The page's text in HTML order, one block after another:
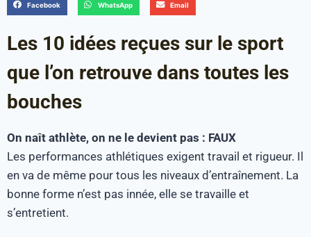
Facebook WhatsApp Email
Les 10 idées reçues sur le sport
que l’on retrouve dans toutes les
bouches
On naît athlète, on ne le devient pas : FAUX
Les performances athlétiques exigent travail et rigueur. Il
en va de même pour tous les niveaux d’entraînement. La
bonne forme n’est pas innée, elle se travaille et
s’entretient.